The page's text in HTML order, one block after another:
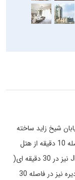
شیخ زاید ساخته
از
هتل
نیز در 30 دقیقه ای(
پایین‌تر از بزرگراه شمال به جنوب) قرار دارد. بازار طلا دیره نیز در فاصله 30